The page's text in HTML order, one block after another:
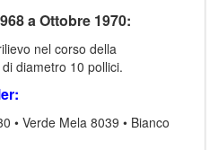
a Ottobre 1970:
nel corso della
diametro 10 pollici.
• Verde Mela 8039 • Bianco